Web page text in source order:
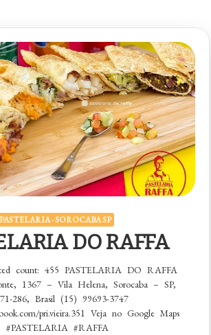
PASTELARIA - SOROCABA SP
DO RAFFA
count: 455 PASTELARIA DO RAFFA
1367 – Vila Helena, Sorocaba – SP,
286, Brasil (15) 99693-3747
pri.vieira.351 Veja no Google Maps
#PASTELARIA #RAFFA